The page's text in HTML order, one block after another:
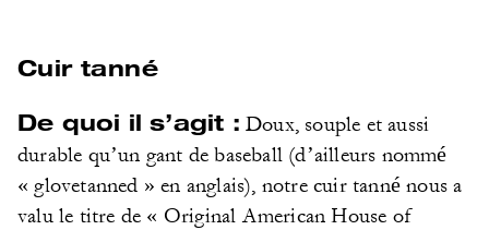
Cuir tanné
De quoi il s’agit : Doux, souple et aussi
durable qu’un gant de baseball (d’ailleurs nommé
« glovetanned » en anglais), notre cuir tanné nous a
valu le titre de « Original American House of